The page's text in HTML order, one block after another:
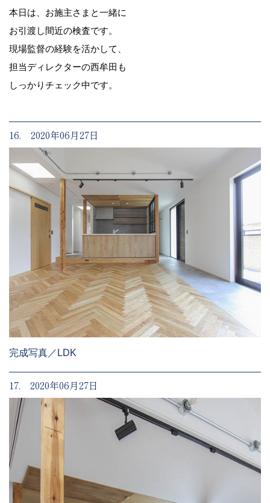
本日は、お施主さまと一緒に
お引渡し間近の検査です。
現場監督の経験を活かして、
担当ディレクターの西牟田も
しっかりチェック中です。
16. 2020年06月27日
完成写真／LDK
17. 2020年06月27日